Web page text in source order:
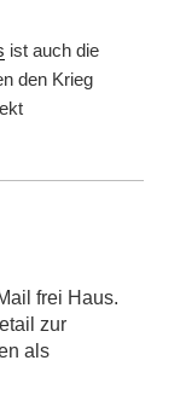
ist auch die
den Krieg
frei Haus.
zur
als